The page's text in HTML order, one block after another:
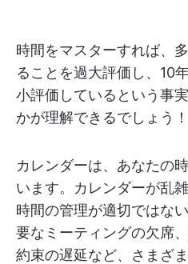
時間をマスターすれば、
ることを過大評価し、10
小評価しているという事
かが理解できるでしょう！
カレンダーは、あなたの
います。カレンダーが乱
時間の管理が適切ではな
要なミーティングの欠席
約束の遅延など、さまざ